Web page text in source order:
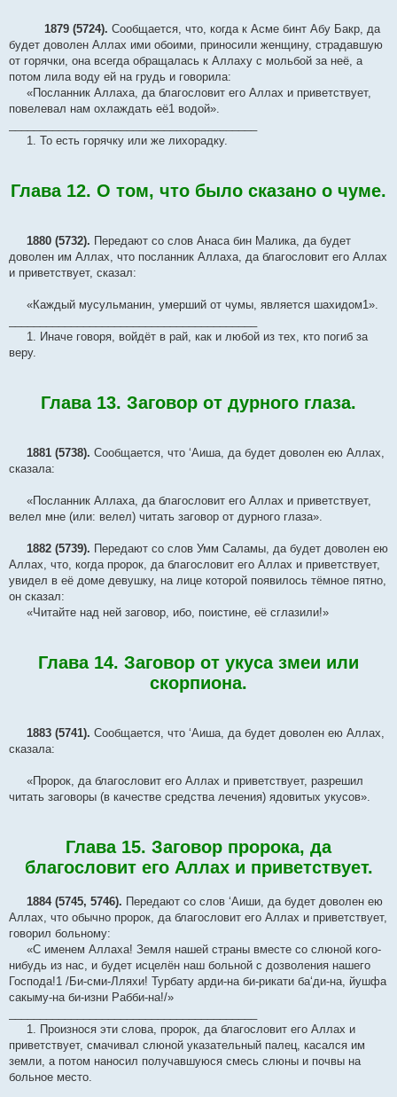
1879 (5724). Сообщается, что, когда к Асме бинт Абу Бакр, да
будет доволен Аллах ими обоими, приносили женщину, страдавшую
от горячки, она всегда обращалась к Аллаху с мольбой за неё, а
потом лила воду ей на грудь и говорила:
«Посланник Аллаха, да благословит его Аллах и приветствует,
повелевал нам охлаждать её1 водой».
1. То есть горячку или же лихорадку.
Глава 12. О том, что было сказано о чуме.
1880 (5732). Передают со слов Анаса бин Малика, да будет
доволен им Аллах, что посланник Аллаха, да благословит его Аллах
и приветствует, сказал:
«Каждый мусульманин, умерший от чумы, является шахидом1».
1. Иначе говоря, войдёт в рай, как и любой из тех, кто погиб за
веру.
Глава 13. Заговор от дурного глаза.
1881 (5738). Сообщается, что ‘Аиша, да будет доволен ею Аллах,
сказала:
«Посланник Аллаха, да благословит его Аллах и приветствует,
велел мне (или: велел) читать заговор от дурного глаза».
1882 (5739). Передают со слов Умм Саламы, да будет доволен ею
Аллах, что, когда пророк, да благословит его Аллах и приветствует,
увидел в её доме девушку, на лице которой появилось тёмное пятно,
он сказал:
«Читайте над ней заговор, ибо, поистине, её сглазили!»
Глава 14. Заговор от укуса змеи или
скорпиона.
1883 (5741). Сообщается, что ‘Аиша, да будет доволен ею Аллах,
сказала:
«Пророк, да благословит его Аллах и приветствует, разрешил
читать заговоры (в качестве средства лечения) ядовитых укусов».
Глава 15. Заговор пророка, да
благословит его Аллах и приветствует.
1884 (5745, 5746). Передают со слов ‘Аиши, да будет доволен ею
Аллах, что обычно пророк, да благословит его Аллах и приветствует,
говорил больному:
«С именем Аллаха! Земля нашей страны вместе со слюной кого-
нибудь из нас, и будет исцелён наш больной с дозволения нашего
Господа!1 /Би-сми-Лляхи! Турбату арди-на би-рикати ба‘ди-на, йушфа
сакыму-на би-изни Рабби-на!/»
1. Произнося эти слова, пророк, да благословит его Аллах и
приветствует, смачивал слюной указательный палец, касался им
земли, а потом наносил получавшуюся смесь слюны и почвы на
больное место.